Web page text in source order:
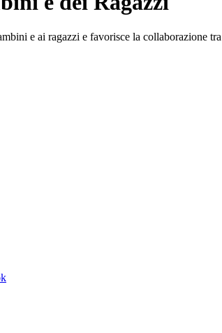
e ai ragazzi e favorisce la collaborazione